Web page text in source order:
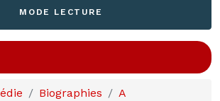
MODE LECTURE
Biographies A